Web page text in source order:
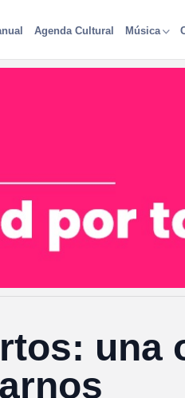
Agenda Cultural Música
una